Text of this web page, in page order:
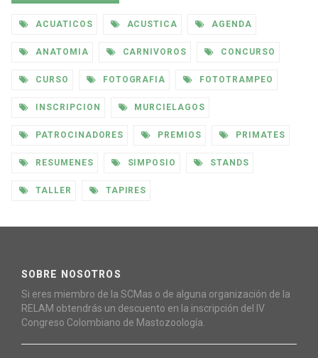
ACUATICOS ACUSTICA AGENDA
ANATOMIA CARNIVOROS CONCURSO
CURSO FOTOGRAFIA FOTOTRAMPEO
INSCRIPCION MURCIELAGOS
PATROCINADORES PREMIOS PRIMATES
RESUMENES SIMPOSIO STANDS
TALLER TAPIRES
SOBRE NOSOTROS
Si eres miembro de la SCMas o de alguna organización de la
RELAM obtendrás un descuento en la inscripción del IV
Congreso Colombiano de Mastozoología.